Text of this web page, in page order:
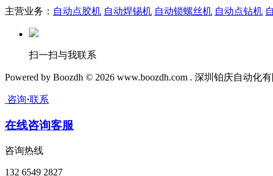
主营业务： 自动点胶机 自动焊锡机 自动锁螺丝机 自动点钻机
扫一扫与我联系
Powered by Boozdh © 2026 www.boozdh.com . 深圳铂庆自动化
咨询·联系
在线咨询客服
咨询热线
132 6549 2827